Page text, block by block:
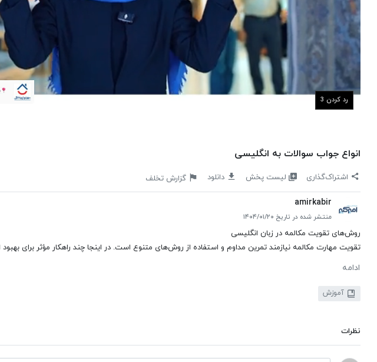
رد کردن 2
انواع جواب سوالات به انگلیسی
اشتراک‌گذاری لیست پخش دانلود گزارش تخلف
amirkabir
منتشر شده در تاریخ ۱۴۰۴/۰۱/۲۰
روش‌های تقویت مکالمه در زبان انگلیسی
تقویت مهارت مکالمه نیازمند تمرین مداوم و استفاده از روش‌های متنوع است. در اینجا چند راهکار مؤثر برای
ادامه
آموزش
نظرات